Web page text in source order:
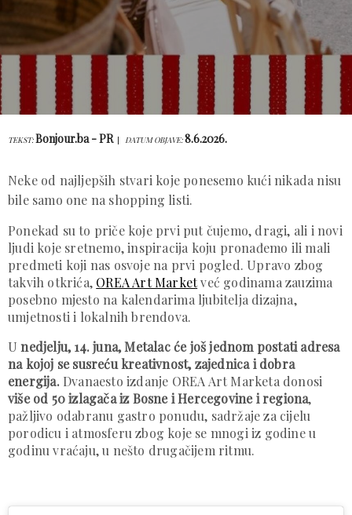
TEKST:Bonjour.ba - PR DATUM OBJAVE:8.6.2026.
Neke od najljepših stvari koje ponesemo kući nikada nisu
bile samo one na shopping listi.
Ponekad su to priče koje prvi put čujemo, dragi, ali i novi
ljudi koje sretnemo, inspiracija koju pronađemo ili mali
predmeti koji nas osvoje na prvi pogled. Upravo zbog
takvih otkrića, OREA Art Marketveć godinama zauzima
posebno mjesto na kalendarima ljubitelja dizajna,
umjetnosti i lokalnih brendova.
Unedjelju, 14. juna, Metalac će još jednom postati adresa
na kojoj se susreću kreativnost, zajednica i dobra
energija. Dvanaesto izdanje OREA Art Marketa donosi
više od 50 izlagača iz Bosne i Hercegovine i regiona,
pažljivo odabranu gastro ponudu, sadržaje za cijelu
porodicu i atmosferu zbog koje se mnogi iz godine u
godinu vraćaju, u nešto drugačijem ritmu.